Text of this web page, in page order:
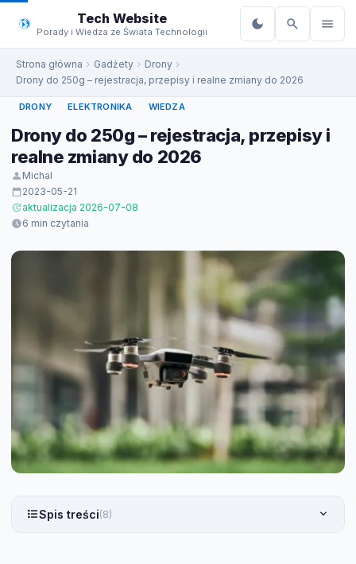
do
treści
Tech Website
Porady i Wiedza ze Świata Technologii
Strona główna Gadżety
Drony
Drony do 250g – rejestracja, przepisy i realne zmiany do 2026
DRONY ELEKTRONIKA WIEDZA
Drony do 250g – rejestracja, przepisy i
realne zmiany do 2026
Michal
2023-05-21
aktualizacja 2026-07-08
6 min czytania
Spis treści(8)